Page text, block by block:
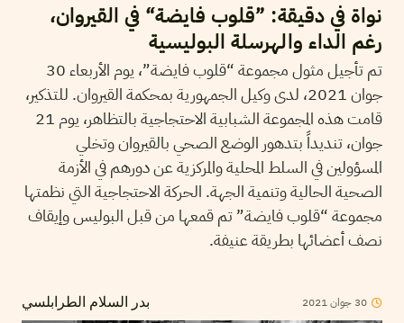
نواة في دقيقة: ”قلوب فايضة“ في القيروان،
رغم الداء والهرسلة البوليسية
تم تأجيل مثول مجموعة “قلوب فايضة”، يوم الأربعاء 30
جوان 2021، لدى وكيل الجمهورية بمحكمة القيروان. للتذكير،
قامت هذه المجموعة الشبابية الاحتجاجية بالتظاهر، يوم 21
جوان، تنديداً بتدهور الوضع الصحي بالقيروان وتخلي
المسؤولين في السلط المحلية والمركزية عن دورهم في الأزمة
الصحية الحالية وتنمية الجهة. الحركة الاحتجاجية التي نظمتها
مجموعة “قلوب فايضة” تم قمعها من قبل البوليس وإيقاف
نصف أعضائها بطريقة عنيفة.
بدر السلام الطرابلسي 30 جوان2021